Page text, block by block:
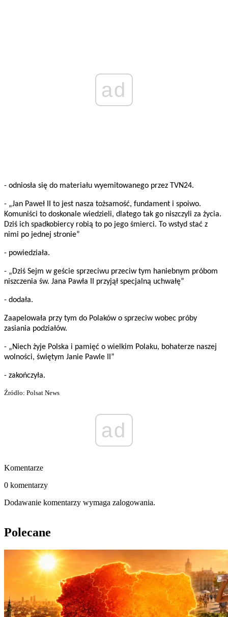
ad
- odniosła się do materiału wyemitowanego przez TVN24.
- „Jan Paweł II to jest nasza tożsamość, fundament i spoiwo.
Komuniści to doskonale wiedzieli, dlatego tak go niszczyli za życia.
Dziś ich spadkobiercy robią to po jego śmierci. To wstyd stać z
nimi po jednej stronie”
- powiedziała.
- „Dziś Sejm w geście sprzeciwu przeciw tym haniebnym próbom
niszczenia św. Jana Pawła II przyjął specjalną uchwałę”
- dodała.
Zaapelowała przy tym do Polaków o sprzeciw wobec próby
zasiania podziałów.
- „Niech żyje Polska i pamięć o wielkim Polaku, bohaterze naszej
wolności, świętym Janie Pawle II”
- zakończyła.
Źródło: Polsat News
ad
Komentarze
0 komentarzy
Dodawanie komentarzy wymaga zalogowania.
Polecane